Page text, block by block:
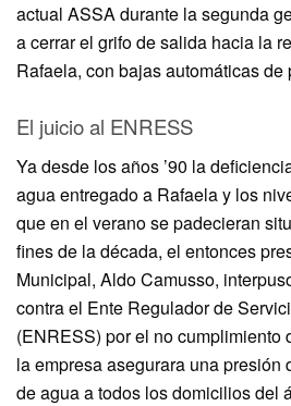
actual ASSA durante la segunda
a cerrar el grifo de salida hacia la
Rafaela, con bajas automáticas de
El juicio al ENRESS
Ya desde los años ’90 la
agua entregado a Rafaela y los
que en el verano se padecieran
fines de la década, el entonces
Municipal, Aldo Camusso,
contra el Ente Regulador de
(ENRESS) por el no cumplimiento
la empresa asegurara una presión
de agua a todos los domicilios del